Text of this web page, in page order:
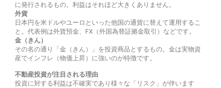
に発行されるもの。利益はそれほど大きくありません。
外貨
日本円を米ドルやユーロといった他国の通貨に替えて運用するこ
と。代表例は外貨預金、FX（外国為替証拠金取引）などです。
金（きん）
その名の通り「金（きん）」を投資商品とするもの。金は実物資
産でインフレ（物価上昇）に強いのが特徴です。
不動産投資が注目される理由
投資に対する利益は不確実であり様々な「リスク」が伴います